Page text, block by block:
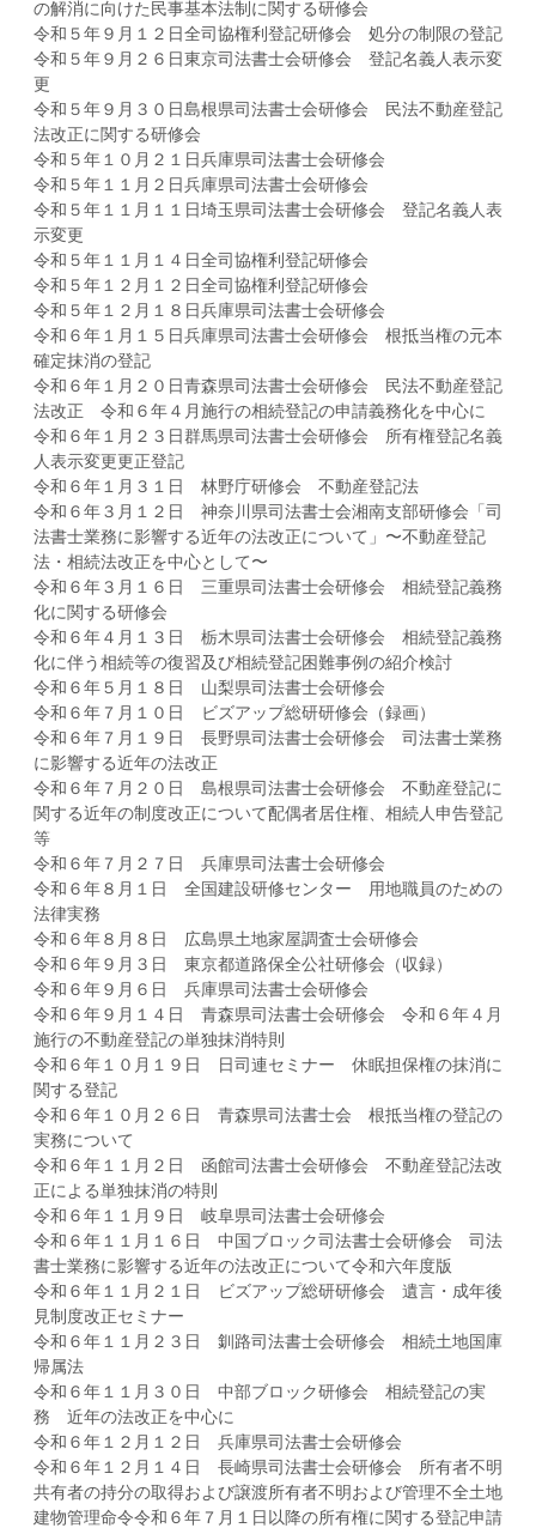
の解消に向けた民事基本法制に関する研修会
令和５年９月１２日全司協権利登記研修会 処分の制限の登記
令和５年９月２６日東京司法書士会研修会 登記名義人表示変
更
令和５年９月３０日島根県司法書士会研修会 民法不動産登記
法改正に関する研修会
令和５年１０月２１日兵庫県司法書士会研修会
令和５年１１月２日兵庫県司法書士会研修会
令和５年１１月１１日埼玉県司法書士会研修会 登記名義人表
示変更
令和５年１１月１４日全司協権利登記研修会
令和５年１２月１２日全司協権利登記研修会
令和５年１２月１８日兵庫県司法書士会研修会
令和６年１月１５日兵庫県司法書士会研修会 根抵当権の元本
確定抹消の登記
令和６年１月２０日青森県司法書士会研修会 民法不動産登記
法改正 令和６年４月施行の相続登記の申請義務化を中心に
令和６年１月２３日群馬県司法書士会研修会 所有権登記名義
人表示変更更正登記
令和６年１月３１日 林野庁研修会 不動産登記法
令和６年３月１２日 神奈川県司法書士会湘南支部研修会「司
法書士業務に影響する近年の法改正について」〜不動産登記
法・相続法改正を中心として〜
令和６年３月１６日 三重県司法書士会研修会 相続登記義務
化に関する研修会
令和６年４月１３日 栃木県司法書士会研修会 相続登記義務
化に伴う相続等の復習及び相続登記困難事例の紹介検討
令和６年５月１８日 山梨県司法書士会研修会
令和６年７月１０日 ビズアップ総研研修会（録画）
令和６年７月１９日 長野県司法書士会研修会 司法書士業務
に影響する近年の法改正
令和６年７月２０日 島根県司法書士会研修会 不動産登記に
関する近年の制度改正について配偶者居住権、相続人申告登記
等
令和６年７月２７日 兵庫県司法書士会研修会
令和６年８月１日 全国建設研修センター 用地職員のための
法律実務
令和６年８月８日 広島県土地家屋調査士会研修会
令和６年９月３日 東京都道路保全公社研修会（収録）
令和６年９月６日 兵庫県司法書士会研修会
令和６年９月１４日 青森県司法書士会研修会 令和６年４月
施行の不動産登記の単独抹消特則
令和６年１０月１９日 日司連セミナー 休眠担保権の抹消に
関する登記
令和６年１０月２６日 青森県司法書士会 根抵当権の登記の
実務について
令和６年１１月２日 函館司法書士会研修会 不動産登記法改
正による単独抹消の特則
令和６年１１月９日 岐阜県司法書士会研修会
令和６年１１月１６日 中国ブロック司法書士会研修会 司法
書士業務に影響する近年の法改正について令和六年度版
令和６年１１月２１日 ビズアップ総研研修会 遺言・成年後
見制度改正セミナー
令和６年１１月２３日 釧路司法書士会研修会 相続土地国庫
帰属法
令和６年１１月３０日 中部ブロック研修会 相続登記の実
務 近年の法改正を中心に
令和６年１２月１２日 兵庫県司法書士会研修会
令和６年１２月１４日 長崎県司法書士会研修会 所有者不明
共有者の持分の取得および譲渡所有者不明および管理不全土地
建物管理命令令和６年７月１日以降の所有権に関する登記申請